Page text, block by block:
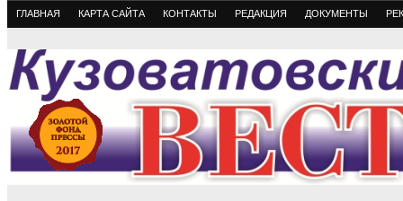
ГЛАВНАЯ КАРТА САЙТА КОНТАКТЫ РЕДАКЦИЯ ДОКУМЕНТЫ